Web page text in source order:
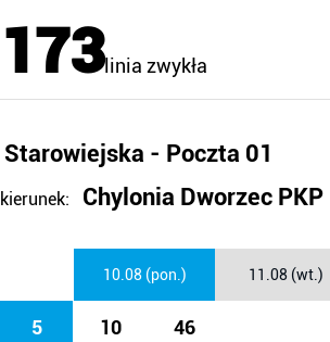
173linia zwykła
Starowiejska - Poczta 01
kierunek: Chylonia Dworzec PKP
10.08 (pon.) 11.08 (wt.)
5 10 46